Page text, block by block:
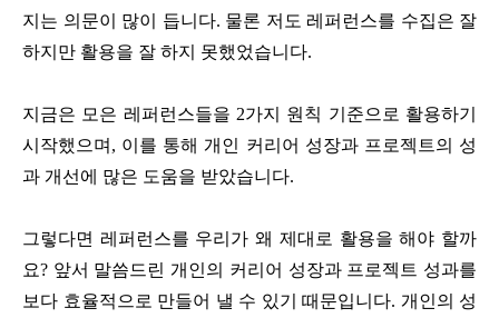
지는 의문이 많이 듭니다. 물론 저도 레퍼런스를 수집은 잘
하지만 활용을 잘 하지 못했었습니다.
지금은 모은 레퍼런스들을 2가지 원칙 기준으로 활용하기
시작했으며, 이를 통해 개인 커리어 성장과 프로젝트의 성
과 개선에 많은 도움을 받았습니다.
그렇다면 레퍼런스를 우리가 왜 제대로 활용을 해야 할까
요? 앞서 말씀드린 개인의 커리어 성장과 프로젝트 성과를
보다 효율적으로 만들어 낼 수 있기 때문입니다. 개인의 성